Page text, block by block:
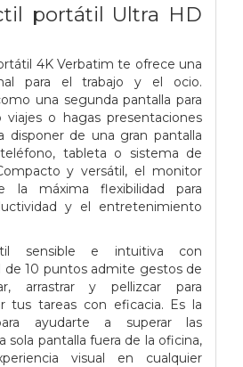
portátil Ultra HD
4K Verbatim te ofrece una
para el trabajo y el ocio.
una segunda pantalla para
o hagas presentaciones
disponer de una gran pantalla
tableta o sistema de
y versátil, el monitor
la máxima flexibilidad para
y el entretenimiento
sensible e intuitiva con
de 10 puntos admite gestos de
arrastrar y pellizcar para
tus tareas con eficacia. Es la
ayudarte a superar las
sola pantalla fuera de la oficina,
visual en cualquier